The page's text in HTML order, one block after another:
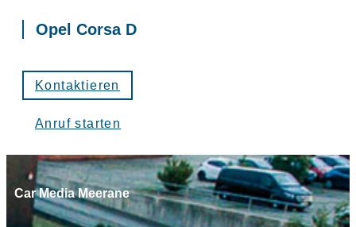
Opel Corsa D
Kontaktieren
Anruf starten
Car Media Meerane